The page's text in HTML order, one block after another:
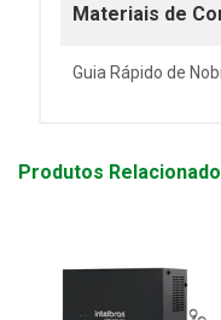
Materiais de
Guia Rápido de
Produtos